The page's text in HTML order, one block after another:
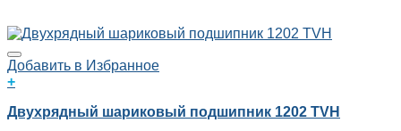
Добавить в Избранное
+
Двухрядный шариковый подшипник 1202 TVH